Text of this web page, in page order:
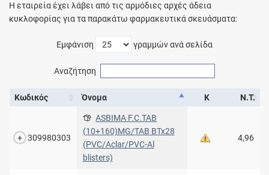
Η εταιρεία έχει λάβει από τις αρμόδιες αρχές άδεια
κυκλοφορίας για τα παρακάτω φαρμακευτικά σκευάσματα:
Εμφάνιση γραμμών ανά σελίδα
Αναζήτηση
Κωδικός Όνομα Κ Ν.Τ.
309980303
ASBIMA F.C.TAB
(10+160)MG/TAB BTx28
(PVC/Aclar/PVC-Al
blisters)
4,96